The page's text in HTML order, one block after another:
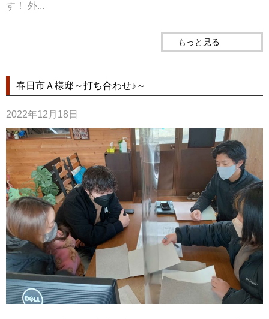
す！ 外...
もっと見る
春日市Ａ様邸～打ち合わせ♪～
2022年12月18日